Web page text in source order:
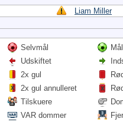
Liam Miller
Selvmål
Udskiftet
2x gul
2x gul annulleret
Tilskuere
VAR dommer